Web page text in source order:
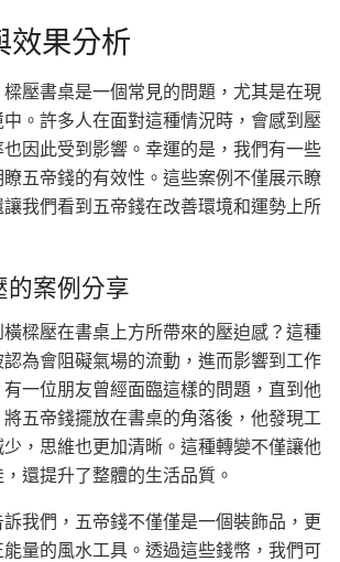
效果分析
壓書桌是一個常見的問題，尤其是在現
。許多人在面對這種情況時，會感到壓
因此受到影響。幸運的是，我們有一些
五帝錢的有效性。這些案例不僅展示瞭
我們看到五帝錢在改善環境和運勢上所
的案例分享
樑壓在書桌上方所帶來的壓迫感？這種
為會阻礙氣場的流動，進而影響到工作
一位朋友曾經面臨這樣的問題，直到他
五帝錢擺放在書桌的角落後，他發現工
，思維也更加清晰。這種轉變不僅讓他
還提升了整體的生活品質。
我們，五帝錢不僅僅是一個裝飾品，更
量的風水工具。透過這些錢幣，我們可